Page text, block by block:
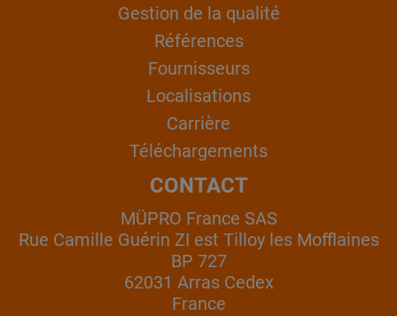
Gestion de la qualité
Références
Fournisseurs
Localisations
Carrière
Téléchargements
CONTACT
MÜPRO France SAS
Rue Camille Guérin ZI est Tilloy les Mofflaines
BP 727
62031 Arras Cedex
France